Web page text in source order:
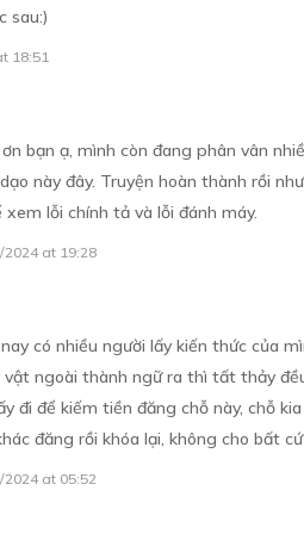
- CHƯƠNG 11: TÔI VÀ
- CHƯƠNG 12: TÔI VÀ
sau:)
18:51
bạn ạ, mình còn đang phân vân
này đây. Truyện hoàn thành rồi
xem lỗi chính tả và lỗi đánh máy.
2024 at 19:28
có nhiều người lấy kiến thức của
vật ngoài thành ngữ ra thì tất thảy
đi để kiếm tiền đăng chỗ này, chỗ
đăng rồi khóa lại, không cho bất
2024 at 05:52